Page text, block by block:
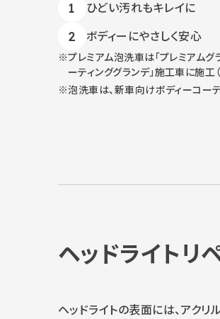
ひどい汚れもキレイに
ボディーにやさしく安心
プレミアム泡洗車は「プレミアムグ
ーティンググランデ」施工車に施工（
泡洗車は、新車向けボディーコーテ
ヘッドライトリ
ヘッドライトの表面には、アクリ